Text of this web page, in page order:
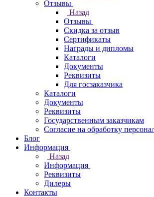
Отзывы
Назад
Отзывы
Скидка за отзыв
Сертификаты
Награды и дипломы
Каталоги
Документы
Реквизиты
Для госзаказчика
Каталоги
Документы
Реквизиты
Государственным заказчикам
Согласие на обработку
Блог
Информация
Назад
Информация
Реквизиты
Дилеры
Контакты